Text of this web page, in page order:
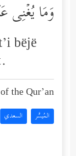
وَمَا یُغۡنِی
bëjë
the Qur’an:
المُيسَّر السعدي